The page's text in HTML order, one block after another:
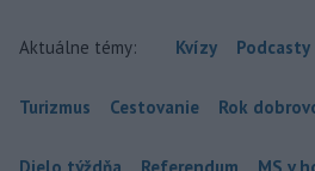
Aktuálne témy: Kvízy Podcasty
Turizmus Cestovanie Rok
Dielo týždňa Referendum MS v